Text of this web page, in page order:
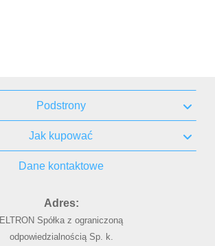
Podstrony
Jak kupować
Dane kontaktowe
Adres:
ELTRON Spółka z ograniczoną
odpowiedzialnością Sp. k.